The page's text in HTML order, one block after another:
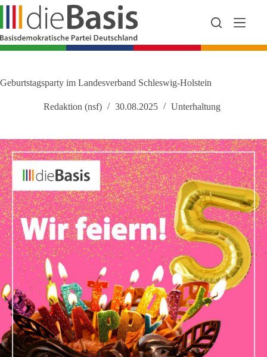
Zum
springen
Geburtstagsparty im Landesverband Schleswig-Holstein
Redaktion (nsf) 30.08.2025 Unterhaltung